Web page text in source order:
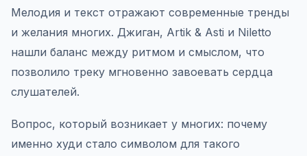
Мелодия и текст отражают современные тренды
и желания многих. Джиган, Artik & Asti и Niletto
нашли баланс между ритмом и смыслом, что
позволило треку мгновенно завоевать сердца
слушателей.
Вопрос, который возникает у многих: почему
именно худи стало символом для такого